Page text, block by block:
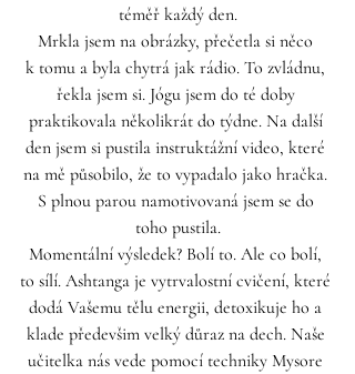
téměř každý den.
Mrkla jsem na obrázky, přečetla si něco
k tomu a byla chytrá jak rádio. To zvládnu,
řekla jsem si. Jógu jsem do té doby
praktikovala několikrát do týdne. Na další
den jsem si pustila instruktážní video, které
na mě působilo, že to vypadalo jako hračka.
S plnou parou namotivovaná jsem se do
toho pustila.
Momentální výsledek? Bolí to. Ale co bolí,
to sílí. Ashtanga je vytrvalostní cvičení, které
dodá Vašemu tělu energii, detoxikuje ho a
klade předevšim velký důraz na dech. Naše
učitelka nás vede pomocí techniky Mysore